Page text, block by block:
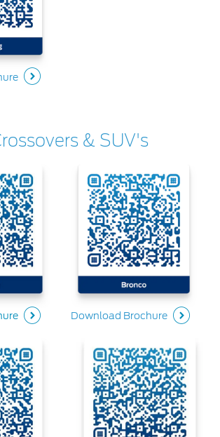
& SUV's
Download Brochure